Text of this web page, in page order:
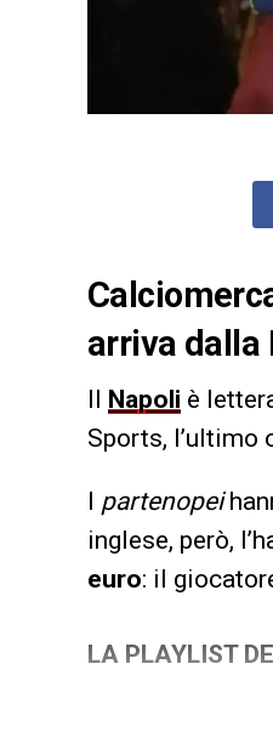
arriva dalla
Il Napoli è
Sports, l’ultimo
I partenopei
inglese, però,
euro: il
LA PLAYLIST